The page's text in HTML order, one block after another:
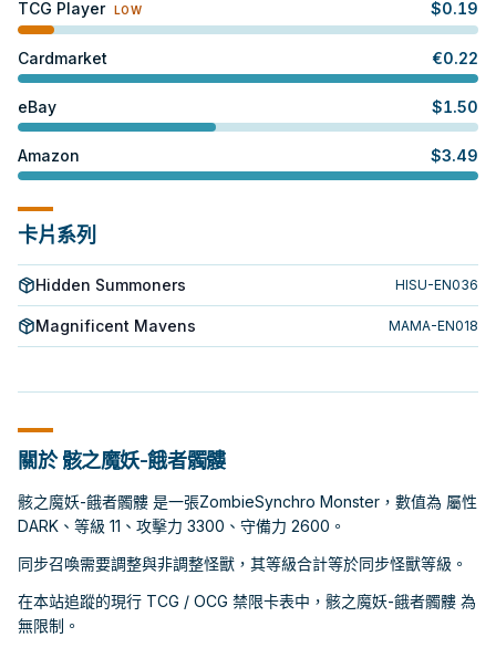
TCG Player LOW $0.19
Cardmarket €0.22
eBay $1.50
Amazon $3.49
卡片系列
Hidden Summoners HISU-EN036
Magnificent Mavens MAMA-EN018
關於 骸之魔妖-餓者髑髏
骸之魔妖-餓者髑髏 是一張ZombieSynchro Monster，數值為 屬性
DARK、等級 11、攻擊力 3300、守備力 2600。
同步召喚需要調整與非調整怪獸，其等級合計等於同步怪獸等級。
在本站追蹤的現行 TCG / OCG 禁限卡表中，骸之魔妖-餓者髑髏 為
無限制。